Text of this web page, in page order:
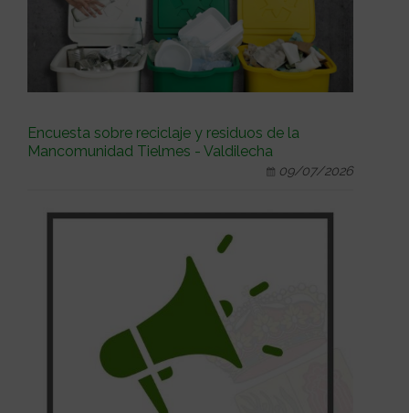
Encuesta sobre reciclaje y residuos de la
Mancomunidad Tielmes - Valdilecha
09/07/2026